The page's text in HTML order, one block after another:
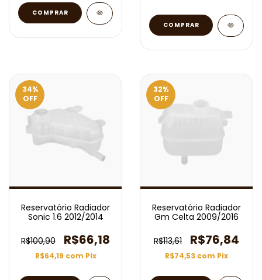
34%
OFF
Reservatório Radiador
Sonic 1.6 2012/2014
R$100,90 R$66,18
R$64,19 com Pix
32%
OFF
Reservatório Radiador
Gm Celta 2009/2016
R$113,61 R$76,84
R$74,53 com Pix